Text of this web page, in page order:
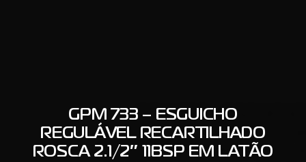
GPM 733 – ESGUICHO
REGULÁVEL RECARTILHADO
ROSCA 2.1/2″ 11BSP EM LATÃO